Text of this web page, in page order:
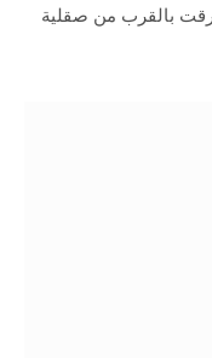
بالقرب من صقلية